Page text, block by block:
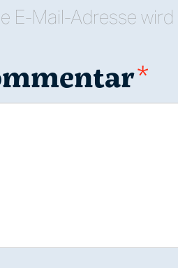
E-Mail-Adresse
*